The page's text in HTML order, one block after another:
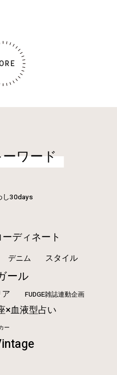
ワード
し30days
ディネート
デニム スタイル
ール
FUDGE雑誌連動企画
×血液型占い
ー